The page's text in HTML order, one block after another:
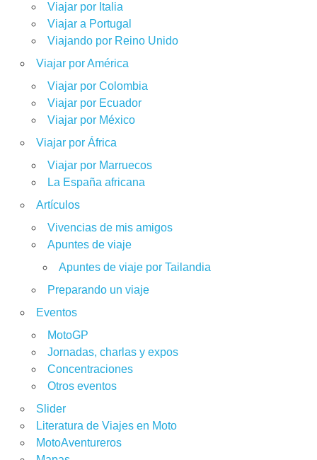
Viajar por Italia
Viajar a Portugal
Viajando por Reino Unido
Viajar por América
Viajar por Colombia
Viajar por Ecuador
Viajar por México
Viajar por África
Viajar por Marruecos
La España africana
Artículos
Vivencias de mis amigos
Apuntes de viaje
Apuntes de viaje por Tailandia
Preparando un viaje
Eventos
MotoGP
Jornadas, charlas y expos
Concentraciones
Otros eventos
Slider
Literatura de Viajes en Moto
MotoAventureros